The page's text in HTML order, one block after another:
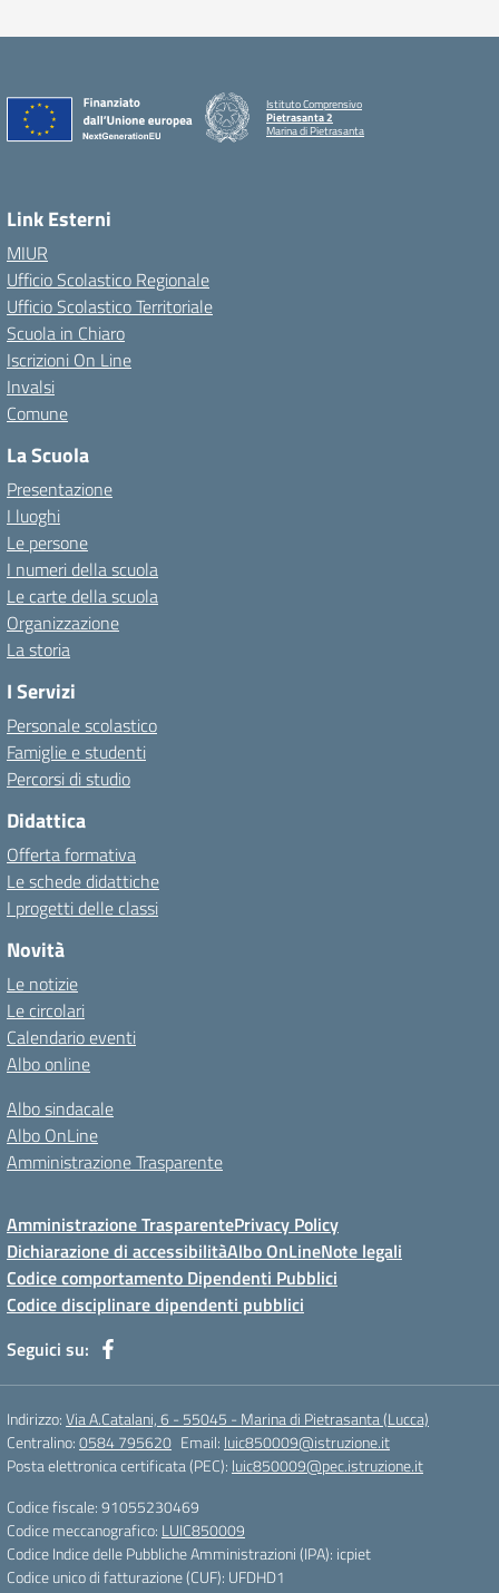
Istituto Comprensivo
Pietrasanta 2
Marina di Pietrasanta
Link Esterni
MIUR
Ufficio Scolastico Regionale
Ufficio Scolastico Territoriale
Scuola in Chiaro
Iscrizioni On Line
Invalsi
Comune
La Scuola
Presentazione
I luoghi
Le persone
I numeri della scuola
Le carte della scuola
Organizzazione
La storia
I Servizi
Personale scolastico
Famiglie e studenti
Percorsi di studio
Didattica
Offerta formativa
Le schede didattiche
I progetti delle classi
Novità
Le notizie
Le circolari
Calendario eventi
Albo online
Albo sindacale
Albo OnLine
Amministrazione Trasparente
Amministrazione TrasparentePrivacy Policy
Dichiarazione di accessibilitàAlbo OnLineNote legali
Codice comportamento Dipendenti Pubblici
Codice disciplinare dipendenti pubblici
Seguici su:
Indirizzo:Via A.Catalani, 6 - 55045 - Marina di Pietrasanta (Lucca)
Centralino:0584 795620 Email: luic850009@istruzione.it
Posta elettronica certificata (PEC): luic850009@pec.istruzione.it
Codice fiscale: 91055230469
Codice meccanografico: LUIC850009
Codice Indice delle Pubbliche Amministrazioni (IPA): icpiet
Codice unico di fatturazione (CUF): UFDHD1